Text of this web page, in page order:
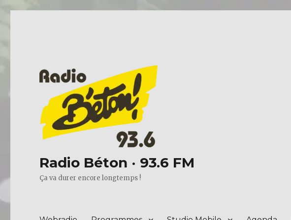
Radio Béton · 93.6 FM
Ça va durer encore longtemps !